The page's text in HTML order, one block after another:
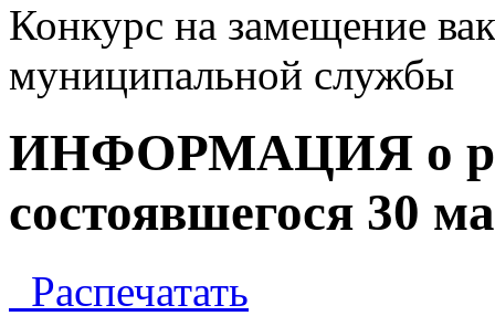
Конкурс на замещение
муниципальной службы
ИНФОРМАЦИЯ о
состоявшегося 30
Распечатать